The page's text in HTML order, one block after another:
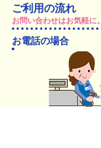
ご利用の流れ
お問い合わせはお気軽に​。
お電話の場合